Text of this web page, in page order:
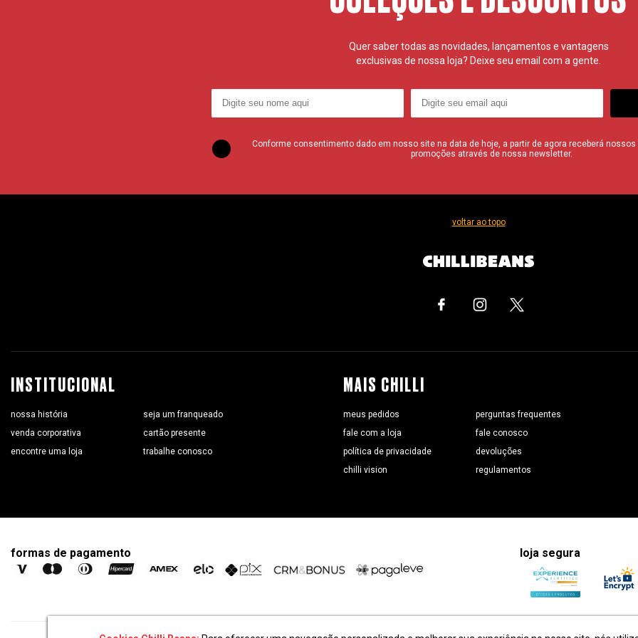
Quer saber todas as novidades, lançamentos e vantagens
exclusivas de nossa loja? Deixe seu email com a gente.
Conforme consentimento dado em nosso site na data de hoje, a partir de agora receberá
promoções através de nossa newsletter.
voltar ao topo
INSTITUCIONAL
nossa história
seja um franqueado
venda corporativa
cartão presente
encontre uma loja
trabalhe conosco
MAIS CHILLI
meus pedidos
perguntas frequentes
fale com a loja
fale conosco
política de privacidade
devoluções
chilli vision
regulamentos
formas de pagamento loja segura